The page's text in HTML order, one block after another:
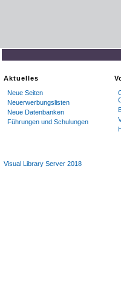
Aktuelles
Neue Seiten
Neuerwerbungslisten
Neue Datenbanken
Führungen und Schulungen
Visual Library Server 2018